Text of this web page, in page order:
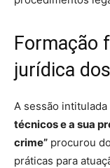
Formação
jurídica
A sessão intitulada
técnicos e a sua
crime” procurou
práticas para